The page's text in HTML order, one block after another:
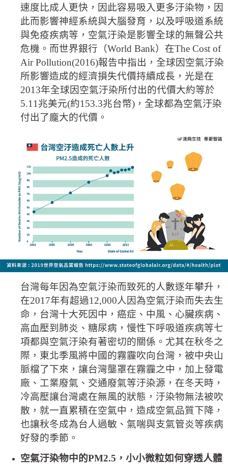
速度比成人更快，因此容易吸入更多汙染物，因
此而影響神經系統與大腦發育，以及呼吸道系統
與免疫疾病等，空氣汙染是影響全球的無聲公共
危機。而世界銀行（World Bank）在The Cost of
Air Pollution(2016)報告中指出，全球因空氣汙染
所影響造成的經濟損失代價持續成長，光是在
2013年全球因空氣汙染所付出的代價大約等於
5.11兆美元(約153.3兆台幣)，全球都為空氣汙染
付出了龐大的代價。
台灣每年因為空氣汙染而致死的人數逐年攀升，
在2017年有超過12,000人因為空氣汙染而失去生
命，台灣十大死因中，癌症、中風、心臟疾病、
高血壓到肺炎、糖尿病，慢性下呼吸道疾病等七
項都與空氣汙染有著密切的關係。尤其在秋冬之
際，東北季風將中國的霧霾吹向台灣，被中央山
脈檔了下來，讓台灣壟罩在霧霾之中，加上發電
廠、工業廢氣、交通廢氣等汙染源，在冬天時，
冷高壓讓台灣處在無風的狀態，汙染物無法被吹
散，就一直累積在空氣中，造成空氣品質下降，
也讓秋冬成為台人過敏、氣喘與支氣管炎等疾病
好發的季節。
空氣汙染物中的PM2.5，小小微粒如何穿透人體